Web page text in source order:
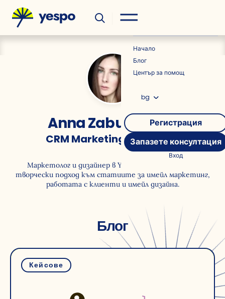
Новини
Начало
Блог
Център за помощ
bg
Регистрация
Запазете консултация
Вход
Anna Zabudskaya
CRM Marketing Specialist
Маркетолог и дизайнер в Yespo Agency. Прилагам
творчески подход към статиите за имейл маркетинг,
работата с клиенти и имейл дизайна.
Блог
Кейсове